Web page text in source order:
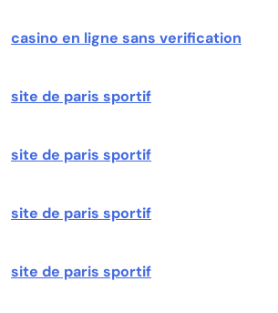
casino en ligne sans verification
site de paris sportif
site de paris sportif
site de paris sportif
site de paris sportif